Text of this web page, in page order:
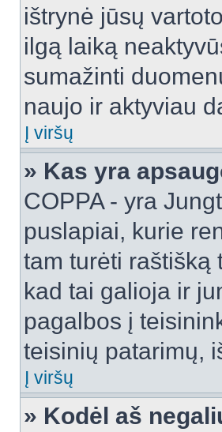
ištrynė jūsų
ilgą laiką
sumažinti
naujo ir aktyviau
Į viršų
» Kas yra
COPPA - yra
puslapiai, kurie
tam turėti raštišką
kad tai galioja ir
pagalbos į
teisinių patarimų,
Į viršų
» Kodėl aš